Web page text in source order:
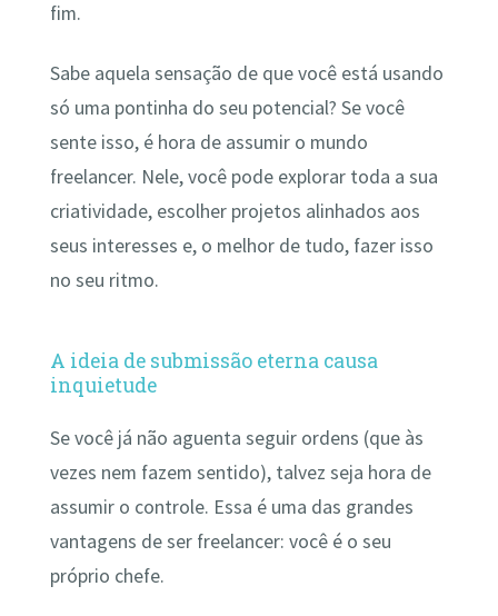
fim.
Sabe aquela sensação de que você está usando
só uma pontinha do seu potencial? Se você
sente isso, é hora de assumir o mundo
freelancer. Nele, você pode explorar toda a sua
criatividade, escolher projetos alinhados aos
seus interesses e, o melhor de tudo, fazer isso
no seu ritmo.
A ideia de submissão eterna causa
inquietude
Se você já não aguenta seguir ordens (que às
vezes nem fazem sentido), talvez seja hora de
assumir o controle. Essa é uma das grandes
vantagens de ser freelancer: você é o seu
próprio chefe.